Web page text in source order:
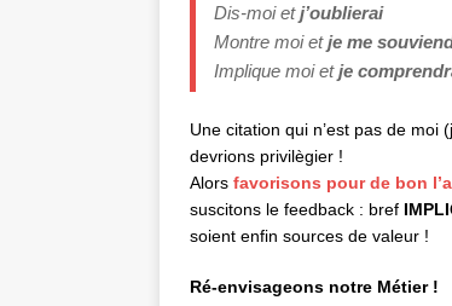
Dis-moi etj’oublierai
Montre moi etje me
Implique moi etje
Une citation qui n’est pas de moi
devrions privilègier !
Alors favorisons pour de bon
suscitons le feedback : bref
soient enfin sources de valeur !
Ré-envisageons notre Métier !